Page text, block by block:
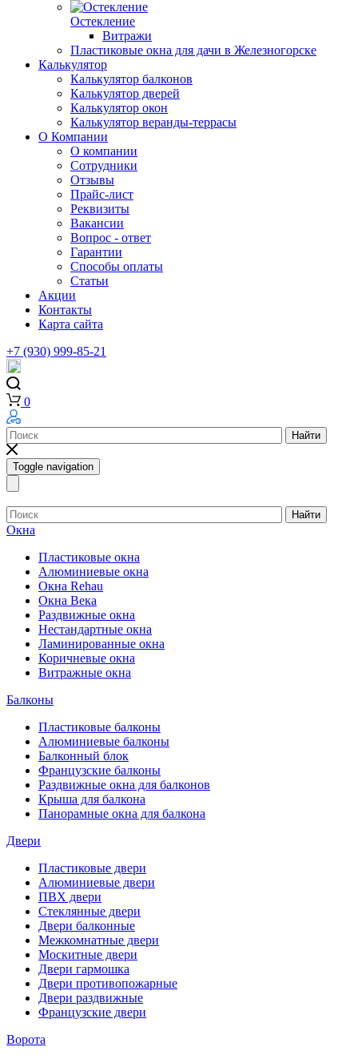
Остекление
Витражи
Пластиковые окна для дачи в Железногорске
Калькулятор
Калькулятор балконов
Калькулятор дверей
Калькулятор окон
Калькулятор веранды-террасы
О Компании
О компании
Сотрудники
Отзывы
Прайс-лист
Реквизиты
Вакансии
Вопрос - ответ
Гарантии
Способы оплаты
Статьи
Акции
Контакты
Карта сайта
+7 (930) 999-85-21
0
Найти
Toggle navigation
Найти
Окна
Пластиковые окна
Алюминиевые окна
Окна Rehau
Окна Века
Раздвижные окна
Нестандартные окна
Ламинированные окна
Коричневые окна
Витражные окна
Балконы
Пластиковые балконы
Алюминиевые балконы
Балконный блок
Французские балконы
Раздвижные окна для балконов
Крыша для балкона
Панорамные окна для балкона
Двери
Пластиковые двери
Алюминиевые двери
ПВХ двери
Стеклянные двери
Двери балконные
Межкомнатные двери
Москитные двери
Двери гармошка
Двери противопожарные
Двери раздвижные
Французские двери
Ворота